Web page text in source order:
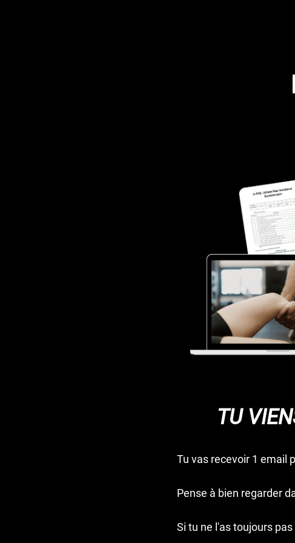
TU
Tu vas recevoir 1 email
Pense à bien regarder
Si tu ne l'as toujours